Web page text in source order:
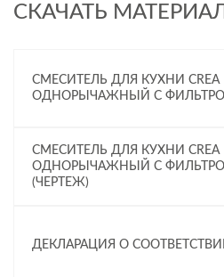
СКАЧАТЬ
СМЕСИТЕЛЬ ДЛЯ КУХНИ CREA
ОДНОРЫЧАЖНЫЙ С
СМЕСИТЕЛЬ ДЛЯ КУХНИ CREA
ОДНОРЫЧАЖНЫЙ С
(ЧЕРТЕЖ)
ДЕКЛАРАЦИЯ О